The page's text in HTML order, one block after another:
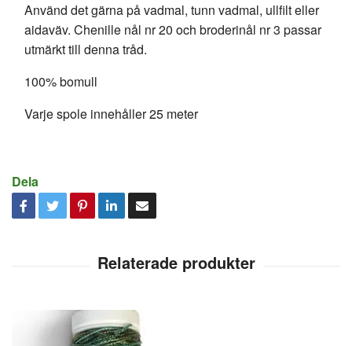
Använd det gärna på vadmal, tunn vadmal, ullfilt eller
aidaväv. Chenille nål nr 20 och broderinål nr 3 passar
utmärkt till denna tråd.
100% bomull
Varje spole innehåller 25 meter
Dela